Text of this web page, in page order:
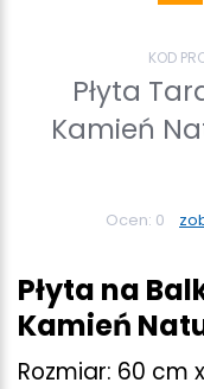
KOD
Płyta
Kamień
Ocen: 0
Płyta na
Kamień
Rozmiar: 60 cm